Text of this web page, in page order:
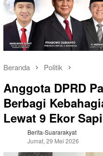
Beranda Politik
Anggota DPRD
Berbagi
Lewat 9 Ekor
Berita-Suararakyat
Jumat, 29 Mei 2026